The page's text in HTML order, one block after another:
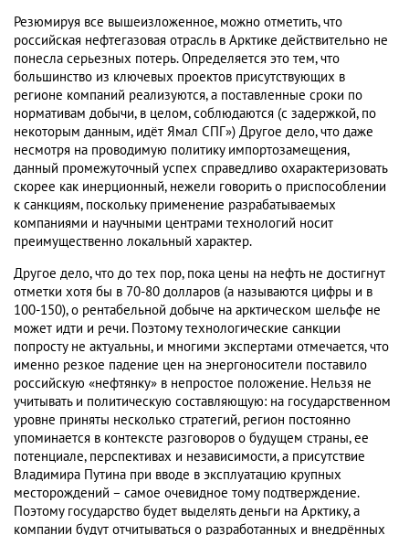
Резюмируя все вышеизложенное, можно отметить, что
российская нефтегазовая отрасль в Арктике действительно не
понесла серьезных потерь. Определяется это тем, что
большинство из ключевых проектов присутствующих в
регионе компаний реализуются, а поставленные сроки по
нормативам добычи, в целом, соблюдаются (с задержкой, по
некоторым данным, идёт Ямал СПГ») Другое дело, что даже
несмотря на проводимую политику импортозамещения,
данный промежуточный успех справедливо охарактеризовать
скорее как инерционный, нежели говорить о приспособлении
к санкциям, поскольку применение разрабатываемых
компаниями и научными центрами технологий носит
преимущественно локальный характер.
Другое дело, что до тех пор, пока цены на нефть не достигнут
отметки хотя бы в 70-80 долларов (а называются цифры и в
100-150), о рентабельной добыче на арктическом шельфе не
может идти и речи. Поэтому технологические санкции
попросту не актуальны, и многими экспертами отмечается, что
именно резкое падение цен на энергоносители поставило
российскую «нефтянку» в непростое положение. Нельзя не
учитывать и политическую составляющую: на государственном
уровне приняты несколько стратегий, регион постоянно
упоминается в контексте разговоров о будущем страны, ее
потенциале, перспективах и независимости, а присутствие
Владимира Путина при вводе в эксплуатацию крупных
месторождений – самое очевидное тому подтверждение.
Поэтому государство будет выделять деньги на Арктику, а
компании будут отчитываться о разработанных и внедрённых